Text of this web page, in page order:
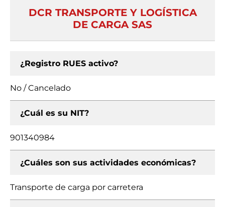
DCR TRANSPORTE Y LOGÍSTICA
DE CARGA SAS
¿Registro RUES activo?
No / Cancelado
¿Cuál es su NIT?
901340984
¿Cuáles son sus actividades económicas?
Transporte de carga por carretera